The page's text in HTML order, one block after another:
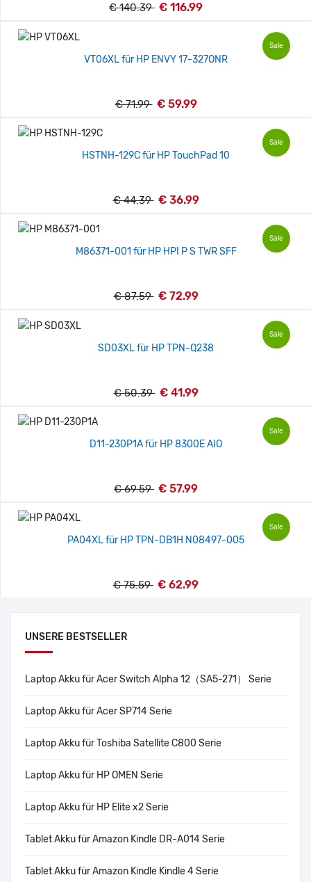
UNSERE BESTSELLER
Laptop Akku für Acer Switch Alpha 12（SA5-271） Serie
Laptop Akku für Acer SP714 Serie
Laptop Akku für Toshiba Satellite C800 Serie
Laptop Akku für HP OMEN Serie
Laptop Akku für HP Elite x2 Serie
Tablet Akku für Amazon Kindle DR-A014 Serie
Tablet Akku für Amazon Kindle Kindle 4 Serie
€ 140.39 € 116.99
Sale
VT06XL für HP ENVY 17-327ONR
€ 71.99 € 59.99
Sale
HSTNH-129C für HP TouchPad 10
€ 44.39 € 36.99
Sale
M86371-001 für HP HPI P S TWR SFF
€ 87.59 € 72.99
Sale
SD03XL für HP TPN-Q238
€ 50.39 € 41.99
Sale
D11-230P1A für HP 8300E AIO
€ 69.59 € 57.99
Sale
PA04XL für HP TPN-DB1H N08497-005
€ 75.59 € 62.99